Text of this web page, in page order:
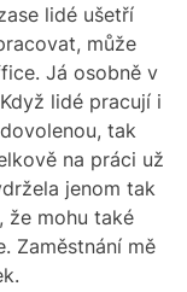
lidé ušetří
může
Já osobně v
lidé pracují i
tak
na práci už
jenom tak
že mohu také
Zaměstnání mě